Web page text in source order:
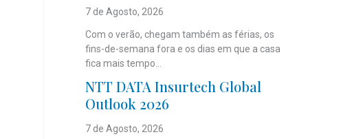
7 de Agosto, 2026
Com o verão, chegam também as férias, os
fins-de-semana fora e os dias em que a casa
fica mais tempo...
NTT DATA Insurtech Global
Outlook 2026
7 de Agosto, 2026